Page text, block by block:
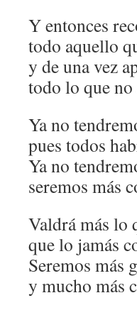
Y entonces
todo aquello
y de una vez
todo lo que
Ya no
pues todos
Ya no
seremos más
Valdrá más lo
que lo jamás
Seremos más
y mucho más